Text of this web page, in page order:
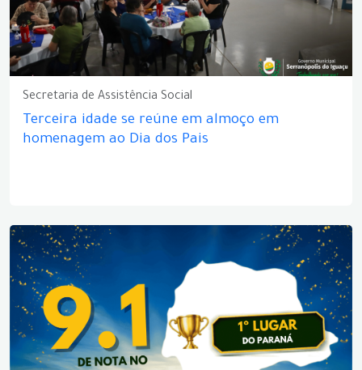
Secretaria de Assistência Social
Terceira idade se reúne em almoço em
homenagem ao Dia dos Pais